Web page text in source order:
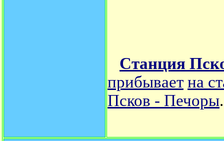
Станция
прибывает на
Псков - Печоры.